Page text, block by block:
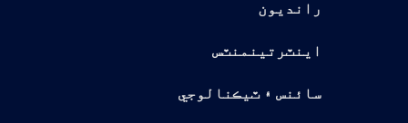
رانديون
اينٽرتينمنٽس
سائنس ۽ ٽيڪنالوجي